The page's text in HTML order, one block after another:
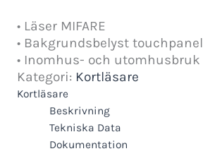
• Läser MIFARE
• Bakgrundsbelyst touchpanel
• Inomhus- och utomhusbruk
Kategori: Kortläsare
Kortläsare
Beskrivning
Tekniska Data
Dokumentation